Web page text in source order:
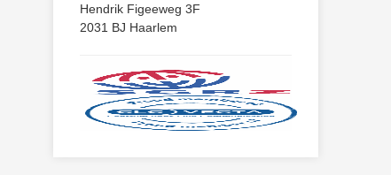
Hendrik Figeeweg 3F
2031 BJ Haarlem